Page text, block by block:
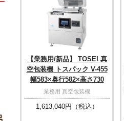
【業務用/新品】 TOSEI 真
空包装機 トスパック V-455
幅583×奥行582×高さ730
業務用 真空包装機
1,613,040円（税込）